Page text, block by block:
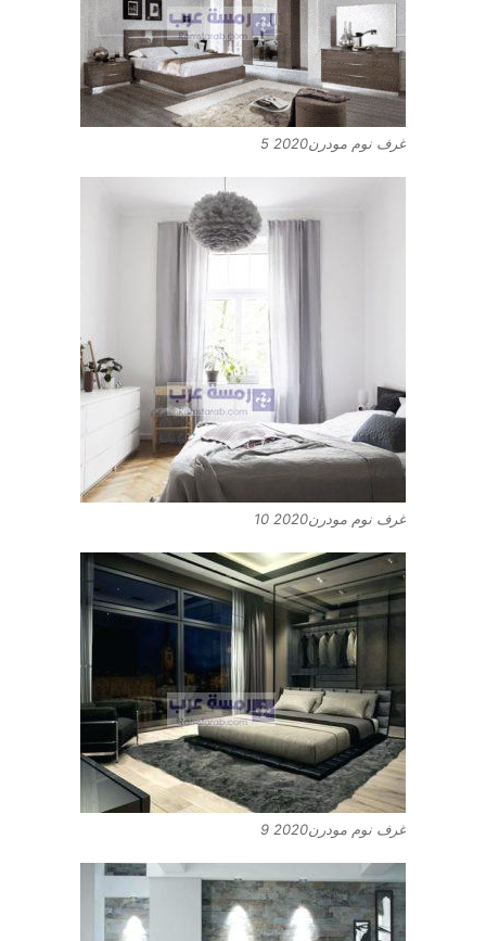
غرف نوم مودرن2020 5
غرف نوم مودرن2020 10
غرف نوم مودرن2020 9